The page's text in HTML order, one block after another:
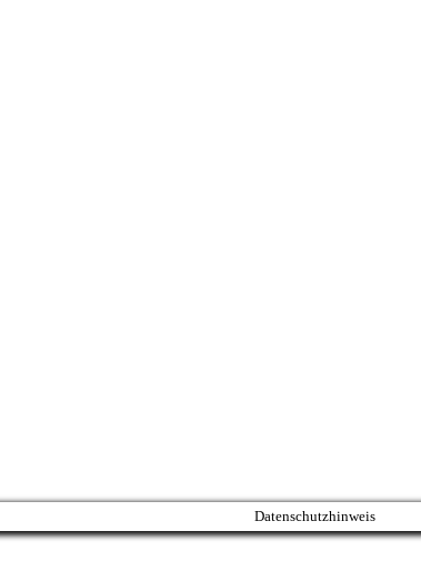
Datenschutzhinweis